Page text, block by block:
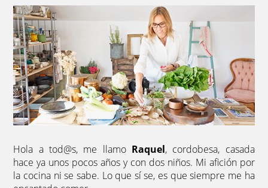
Hola a tod@s, me llamo Raquel, cordobesa, casada
hace ya unos pocos años y con dos niños. Mi afición por
la cocina ni se sabe. Lo que sí se, es que siempre me ha